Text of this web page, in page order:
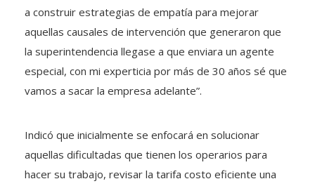
a construir estrategias de empatía para mejorar
aquellas causales de intervención que generaron que
la superintendencia llegase a que enviara un agente
especial, con mi experticia por más de 30 años sé que
vamos a sacar la empresa adelante”.
Indicó que inicialmente se enfocará en solucionar
aquellas dificultadas que tienen los operarios para
hacer su trabajo, revisar la tarifa costo eficiente una